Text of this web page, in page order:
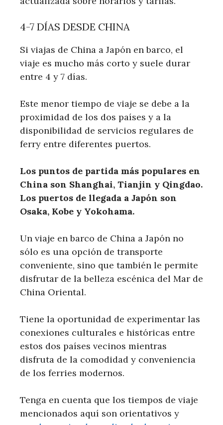
4-7 DÍAS DESDE CHINA
Si viajas de China a Japón en barco, el
viaje es mucho más corto y suele durar
entre 4 y 7 días.
Este menor tiempo de viaje se debe a la
proximidad de los dos países y a la
disponibilidad de servicios regulares de
ferry entre diferentes puertos.
Los puntos de partida más populares en
China son Shanghai, Tianjin y Qingdao.
Los puertos de llegada a Japón son
Osaka, Kobe y Yokohama.
Un viaje en barco de China a Japón no
sólo es una opción de transporte
conveniente, sino que también le permite
disfrutar de la belleza escénica del Mar de
China Oriental.
Tiene la oportunidad de experimentar las
conexiones culturales e históricas entre
estos dos países vecinos mientras
disfruta de la comodidad y conveniencia
de los ferries modernos.
Tenga en cuenta que los tiempos de viaje
mencionados aquí son orientativos y